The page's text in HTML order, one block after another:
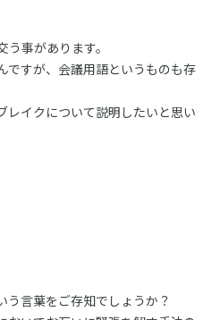
事があります。
ですが、会議用語というものも存
レイクについて説明したいと思い
う言葉をご存知でしょうか？